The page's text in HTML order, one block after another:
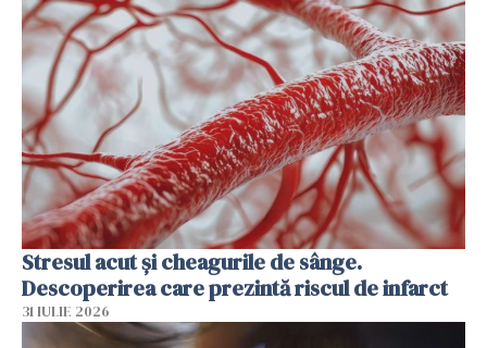
Stresul acut și cheagurile de sânge.
Descoperirea care prezintă riscul de infarct
31 IULIE 2026